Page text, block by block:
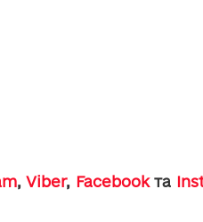
,Viber, Facebookта